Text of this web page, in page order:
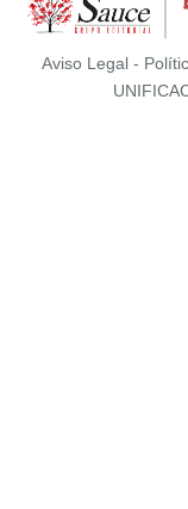
Aviso Legal -